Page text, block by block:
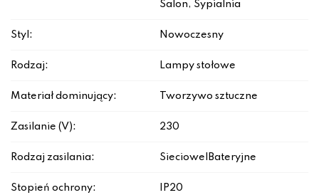
Salon, Sypialnia
Styl: Nowoczesny
Rodzaj: Lampy stołowe
Materiał dominujący: Tworzywo sztuczne
Zasilanie (V): 230
Rodzaj zasilania: Sieciowe|Bateryjne
Stopień ochrony: IP20